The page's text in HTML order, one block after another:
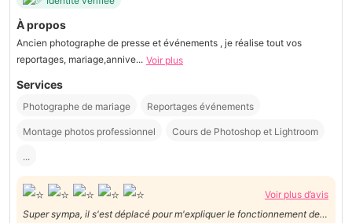
À propos
Ancien photographe de presse et événements , je réalise tout vos
reportages, mariage,annive... Voir plus
Services
Photographe de mariage Reportages événements
Montage photos professionnel Cours de Photoshop et Lightroom
...
Voir plus d’avis
Super sympa, il s'est déplacé pour m'expliquer le fonctionnement de